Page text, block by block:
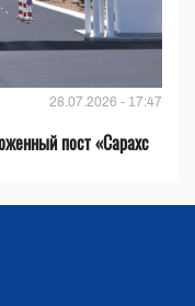
28.07.2026 - 17:47
пост «Сарахс